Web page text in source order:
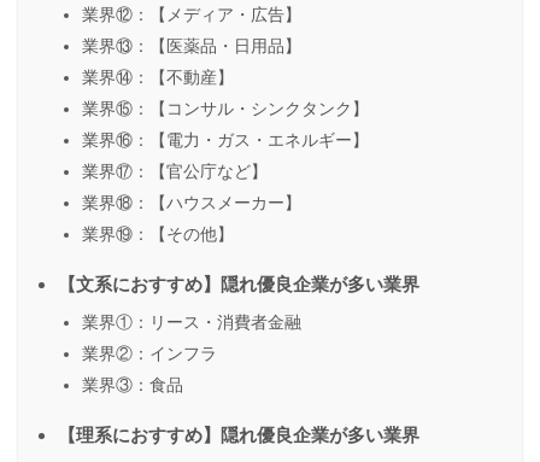
業界⑫：【メディア・広告】
業界⑬：【医薬品・日用品】
業界⑭：【不動産】
業界⑮：【コンサル・シンクタンク】
業界⑯：【電力・ガス・エネルギー】
業界⑰：【官公庁など】
業界⑱：【ハウスメーカー】
業界⑲：【その他】
【文系におすすめ】隠れ優良企業が多い業界
業界①：リース・消費者金融
業界②：インフラ
業界③：食品
【理系におすすめ】隠れ優良企業が多い業界